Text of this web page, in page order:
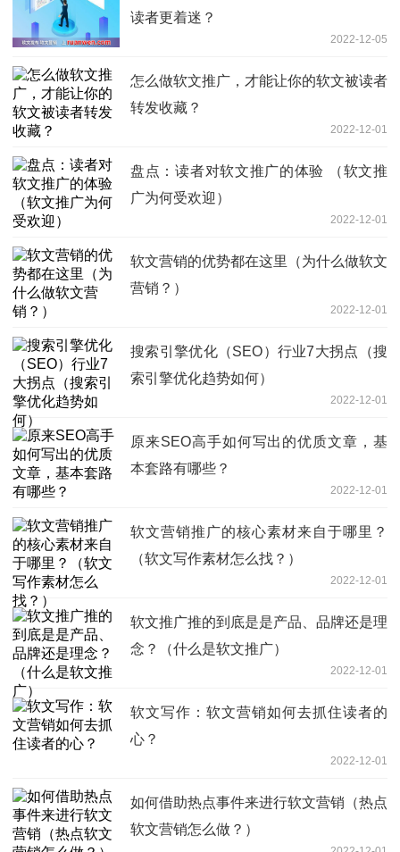
读者更着迷？
2022-12-05
怎么做软文推广，才能让你的软文被读者
转发收藏？
2022-12-01
盘点：读者对软文推广的体验 （软文推
广为何受欢迎）
2022-12-01
软文营销的优势都在这里（为什么做软文
营销？）
2022-12-01
搜索引擎优化（SEO）行业7大拐点（搜
索引擎优化趋势如何）
2022-12-01
原来SEO高手如何写出的优质文章，基
本套路有哪些？
2022-12-01
软文营销推广的核心素材来自于哪里？
（软文写作素材怎么找？）
2022-12-01
软文推广推的到底是是产品、品牌还是理
念？（什么是软文推广）
2022-12-01
软文写作：软文营销如何去抓住读者的
心？
2022-12-01
如何借助热点事件来进行软文营销（热点
软文营销怎么做？）